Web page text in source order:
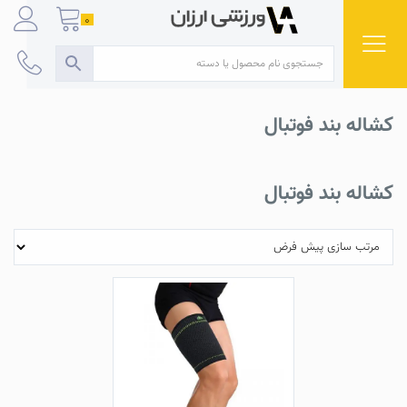
content
0
کشاله بند فوتبال
کشاله بند فوتبال